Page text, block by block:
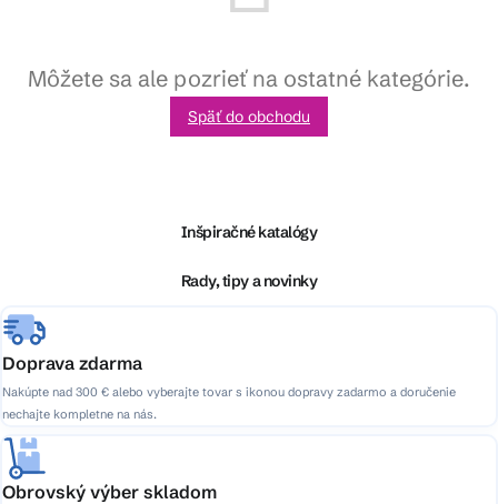
Môžete sa ale pozrieť na ostatné kategórie.
Späť do obchodu
e
Inšpiračné katalógy
Rady, tipy a novinky
Doprava zdarma
Nakúpte nad 300 € alebo vyberajte tovar s ikonou dopravy zadarmo a doručenie
nechajte kompletne na nás.
Obrovský výber skladom